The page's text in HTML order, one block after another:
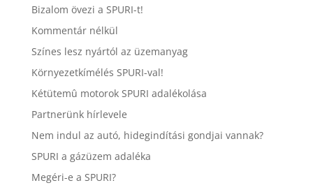
Bizalom övezi a SPURI-t!
Kommentár nélkül
Színes lesz nyártól az üzemanyag
Környezetkímélés SPURI-val!
Kétütemû motorok SPURI adalékolása
Partnerünk hírlevele
Nem indul az autó, hidegindítási gondjai vannak?
SPURI a gázüzem adaléka
Megéri-e a SPURI?